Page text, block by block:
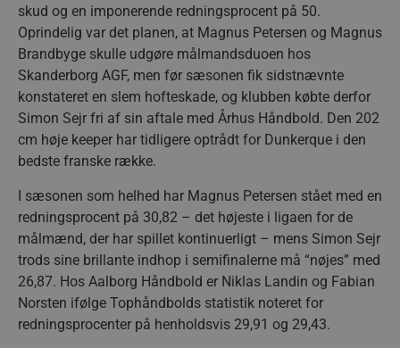
skud og en imponerende redningsprocent på 50.
Oprindelig var det planen, at Magnus Petersen og Magnus
Brandbyge skulle udgøre målmandsduoen hos
Skanderborg AGF, men før sæsonen fik sidstnævnte
konstateret en slem hofteskade, og klubben købte derfor
Simon Sejr fri af sin aftale med Århus Håndbold. Den 202
cm høje keeper har tidligere optrådt for Dunkerque i den
bedste franske række.
I sæsonen som helhed har Magnus Petersen stået med en
redningsprocent på 30,82 – det højeste i ligaen for de
målmænd, der har spillet kontinuerligt – mens Simon Sejr
trods sine brillante indhop i semifinalerne må “nøjes” med
26,87. Hos Aalborg Håndbold er Niklas Landin og Fabian
Norsten ifølge Tophåndbolds statistik noteret for
redningsprocenter på henholdsvis 29,91 og 29,43.